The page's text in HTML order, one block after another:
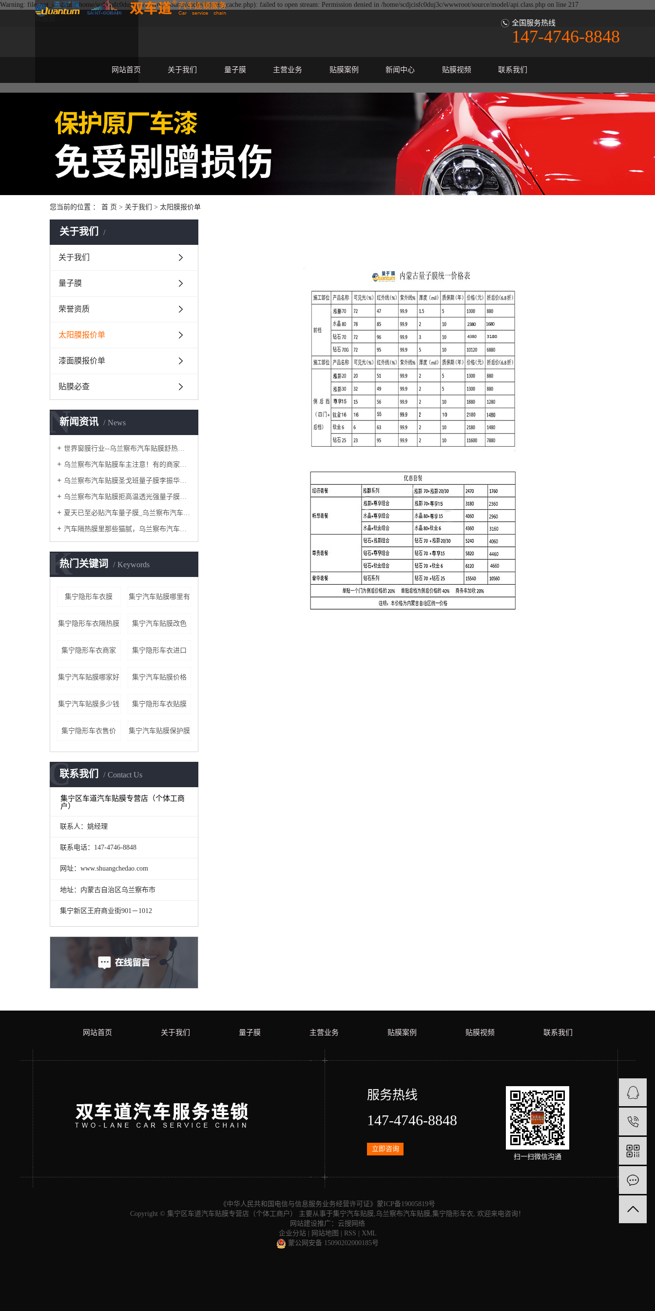
Warning: file_put_contents(/home/scdjcisfc0duj3c/wwwroot/source/cache/license_cache.php): failed to open stream: Permission denied in /home/scdjcisfc0duj3c/wwwroot/source/model/api.class.php on line 217
欢迎您....
全国服务热线
147-4746-8848
网站首页 关于我们 量子膜 主营业务 贴膜案例 新闻中心 贴膜视频 联系我们
您当前的位置 ： 首 页 > 关于我们 > 太阳膜报价单
关于我们
关于我们
量子膜
荣誉资质
太阳膜报价单
漆面膜报价单
贴膜必查
新闻资讯 News
N
世界窗膜行业--乌兰察布汽车贴膜舒热佳/量子膜~
乌兰察布汽车贴膜车主注意！有的商家贴完汽车膜会有起泡情况？为您分析此类情况~
乌兰察布汽车贴膜圣戈班量子膜李振华：以服务赋能，做漆面保护膜创新者：
乌兰察布汽车贴膜拒高温透光强量子膜钻石25/55评测，夏季开车最怕什么？总结来说就是高温！
夏天已至必贴汽车量子膜_乌兰察布汽车贴膜隔热防晒清凉一夏:
汽车隔热膜里那些猫腻，乌兰察布汽车贴膜量子膜给你一次说明白！
热门关键词 Keywords
K
集宁隐形车衣膜 集宁汽车贴膜哪里有
集宁隐形车衣隔热膜 集宁汽车贴膜改色
集宁隐形车衣商家 集宁隐形车衣进口
集宁汽车贴膜哪家好 集宁汽车贴膜价格
集宁汽车贴膜多少钱 集宁隐形车衣贴膜
集宁隐形车衣售价 集宁汽车贴膜保护膜
联系我们 Contact Us
C
集宁区车道汽车贴膜专营店（个体工商
户）
联系人：姚经理
联系电话：147-4746-8848
网址：www.shuangchedao.com
地址：内蒙古自治区乌兰察布市
集宁新区王府商业街901－1012
网站首页 关于我们 量子膜 主营业务 贴膜案例 贴膜视频 联系我们
服务热线
147-4746-8848
立即咨询
扫一扫微信沟通
《中华人民共和国电信与信息服务业务经营许可证》 蒙ICP备19005819号
Copyright © 集宁区车道汽车贴膜专营店（个体工商户） 主要从事于集宁汽车贴膜,乌兰察布汽车贴膜,集宁隐形车衣, 欢迎来电咨询！
网站建设推广： 云搜网络
企业分站| 网站地图 RSS
XML
蒙公网安备 15090202000185号